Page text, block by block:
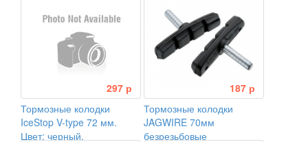
297 р
Тормозные колодки
IceStop V-type 72 мм.
Цвет: черный.
187 р
Тормозные колодки
JAGWIRE 70мм
безрезьбовые